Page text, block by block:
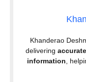
Khanderao
delivering
information ,